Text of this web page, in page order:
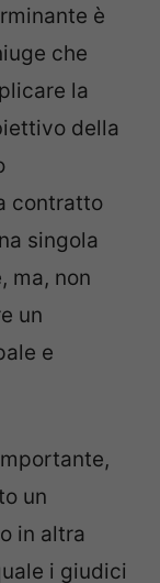
è
che
la
della
contratto
singola
ma, non
un
e
un
in altra
i giudici